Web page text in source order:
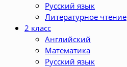
Русский язык
Литературное чтение
2 класс
Английский
Математика
Русский язык